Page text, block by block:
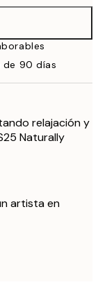
32,45 €
49 €
59,50 €
de 90 días
relajación y
Naturally
artista en